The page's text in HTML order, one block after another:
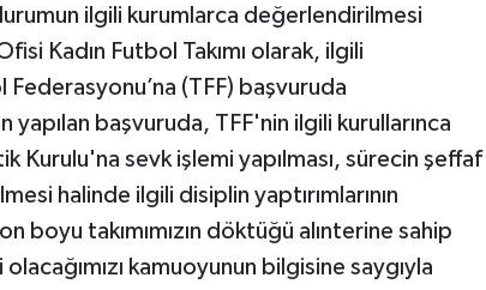
ilgili kurumlarca değerlendirilmesi
Kadın Futbol Takımı olarak, ilgili
Federasyonu’na (TFF) başvuruda
yapılan başvuruda, TFF'nin ilgili kurullarınca
Kurulu'na sevk işlemi yapılması, sürecin şeffaf
halinde ilgili disiplin yaptırımlarının
boyu takımımızın döktüğü alınterine sahip
kamuoyunun bilgisine saygıyla